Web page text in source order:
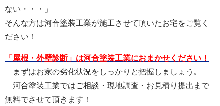
ない・・・」
そんな方は河合塗装工業が施工させて頂いたお宅をご覧く
ださい！
「屋根・外壁診断」は河合塗装工業におまかせください！
まずはお家の劣化状況をしっかりと把握しましょう。
河合塗装工業ではご相談・現地調査・お見積り提出まで
無料でさせて頂きます！